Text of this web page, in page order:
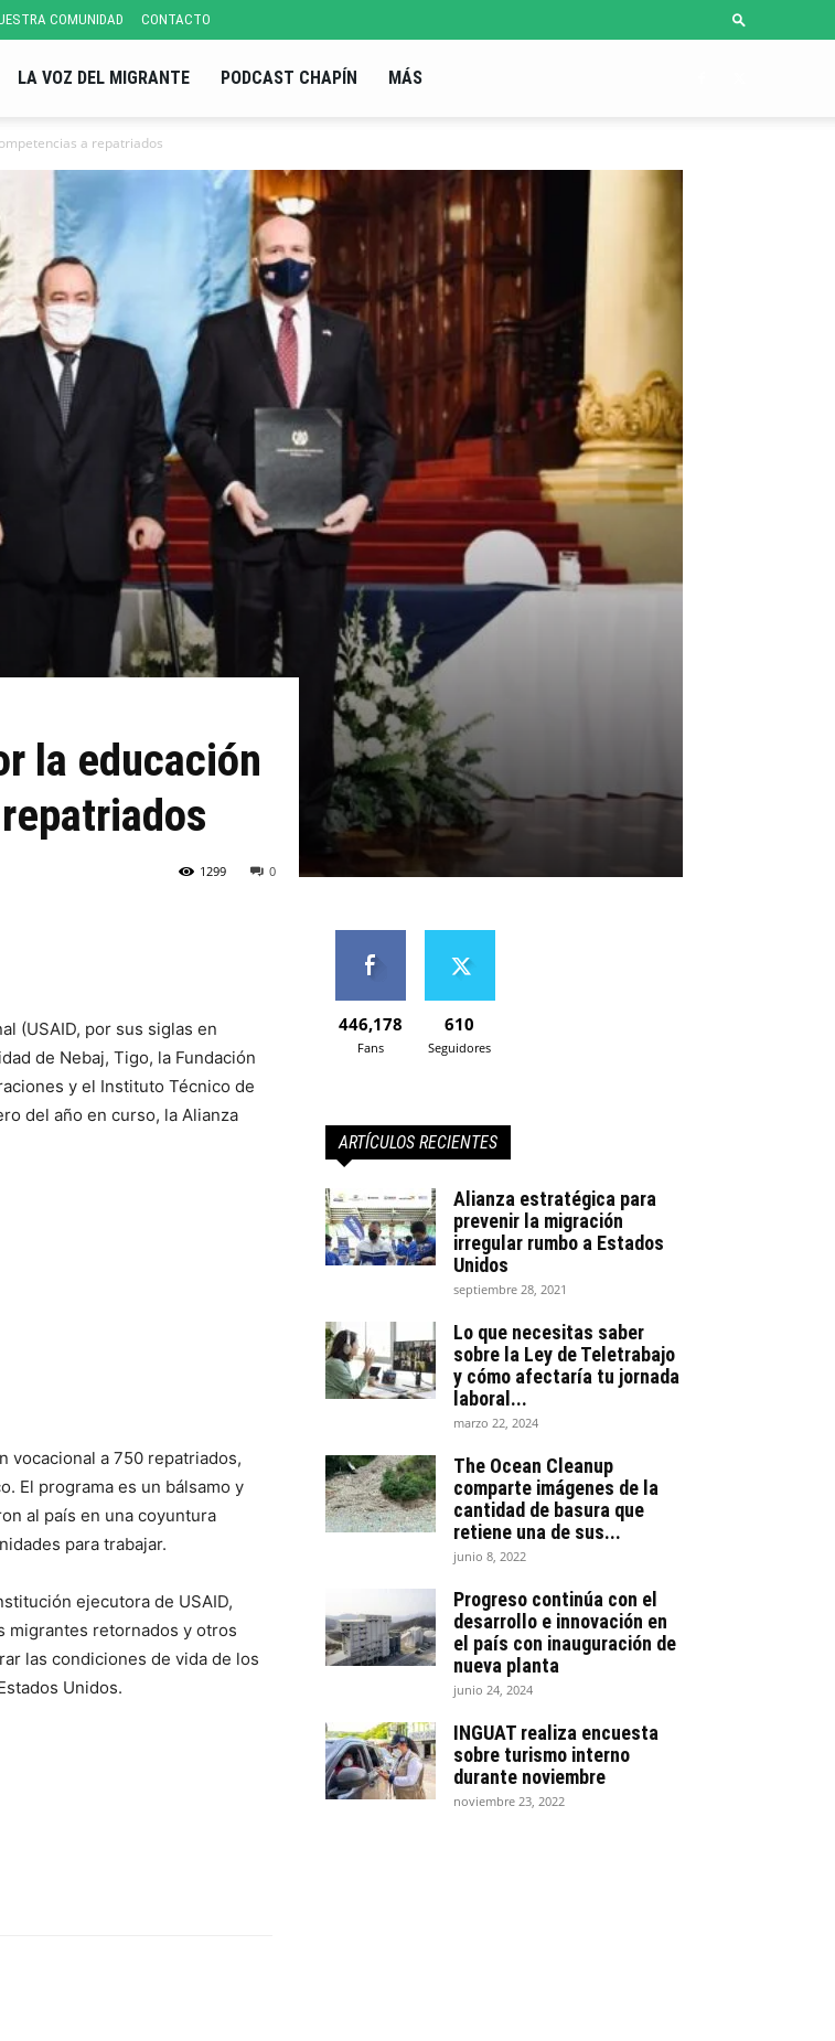
COMUNIDAD CONTACTO
LA VOZ DEL MIGRANTE PODCAST CHAPÍN MÁS
a repatriados
la educación
0
1299
(USAID, por sus siglas en
de Nebaj, Tigo, la Fundación
y el Instituto Técnico de
del año en curso, la Alianza
vocacional a 750 repatriados,
El programa es un bálsamo y
al país en una coyuntura
para trabajar.
ejecutora de USAID,
migrantes retornados y otros
las condiciones de vida de los
Unidos.
446,178
Fans
610
Seguidores
ARTÍCULOS RECIENTES
Alianza estratégica para
prevenir la migración
irregular rumbo a Estados
Unidos
septiembre 28, 2021
Lo que necesitas saber
sobre la Ley de Teletrabajo
y cómo afectaría tu jornada
laboral...
marzo 22, 2024
The Ocean Cleanup
comparte imágenes de la
cantidad de basura que
retiene una de sus...
junio 8, 2022
Progreso continúa con el
desarrollo e innovación en
el país con inauguración de
nueva planta
junio 24, 2024
INGUAT realiza encuesta
sobre turismo interno
durante noviembre
noviembre 23, 2022